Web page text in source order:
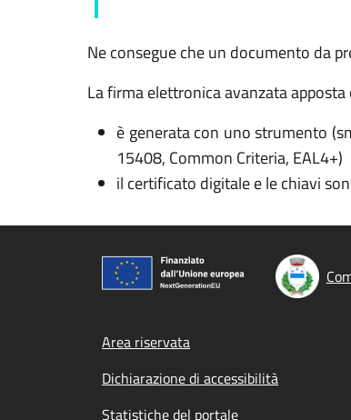
Ne consegue che un documento da
La firma elettronica avanzata apposta
è generata con uno strumento
15408, Common Criteria, EAL4+)
il certificato digitale e le chiavi
Footer menu
Area riservata
Dichiarazione di accessibilità
Statistiche del portale